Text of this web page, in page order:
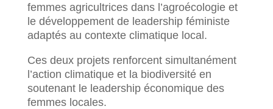
femmes agricultrices dans l’agroécologie et
le développement de leadership féministe
adaptés au contexte climatique local.
Ces deux projets renforcent simultanément
l’action climatique et la biodiversité en
soutenant le leadership économique des
femmes locales.